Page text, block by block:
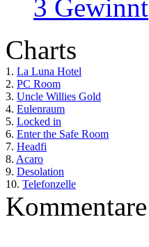
3 Gewinnt
Charts
1. La Luna Hotel
2. PC Room
3. Uncle Willies Gold
4. Eulenraum
5. Locked in
6. Enter the Safe Room
7. Headfi
8. Acaro
9. Desolation
10. Telefonzelle
Kommentare